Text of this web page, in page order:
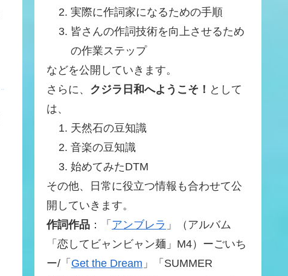
実際に作詞家になるための手順
皆さんの作詞技術を向上させるため
の作業ステップ
などを公開していきます。
さらに、 クジラ日和へようこそ！ として
は、
天然石の豆知識
音楽の豆知識
始めてみたDTM
その他、日常に役立つ情報も合わせて公
開していきます。
作詞作品 ：「 アンブレラ 」（アルバム
「恋してビャンビャン麺」M4）ーごいち
ー/「 Get the Dream 」「SUMMER